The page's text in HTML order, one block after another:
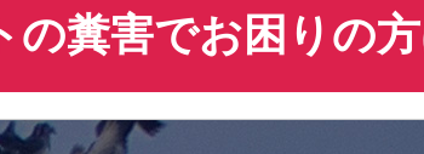
の糞害でお困りの